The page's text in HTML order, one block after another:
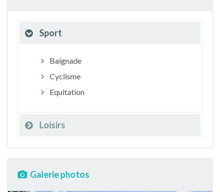
Sport
Baignade
Cyclisme
Equitation
Loisirs
Galerie photos